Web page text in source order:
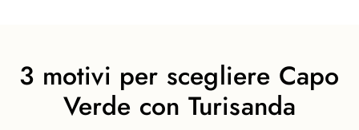
3 motivi per scegliere Capo
Verde con Turisanda